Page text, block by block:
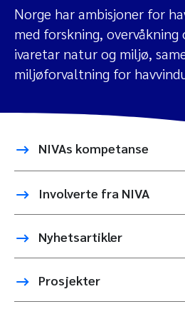
Norge har ambisjoner for
med forskning, overvåkning
ivaretar natur og miljø,
miljøforvaltning for
NIVAs kompetanse
Involverte fra NIVA
Nyhetsartikler
Prosjekter